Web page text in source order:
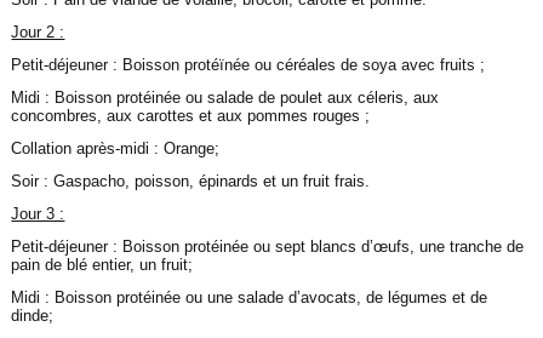
Jour 2 :
Petit-déjeuner : Boisson protéïnée ou céréales de soya avec fruits ;
Midi : Boisson protéinée ou salade de poulet aux céleris, aux
concombres, aux carottes et aux pommes rouges ;
Collation après-midi : Orange;
Soir : Gaspacho, poisson, épinards et un fruit frais.
Jour 3 :
Petit-déjeuner : Boisson protéinée ou sept blancs d’œufs, une tranche de
pain de blé entier, un fruit;
Midi : Boisson protéinée ou une salade d’avocats, de légumes et de
dinde;